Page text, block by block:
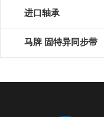
进口轴承
马牌 固特异同步带